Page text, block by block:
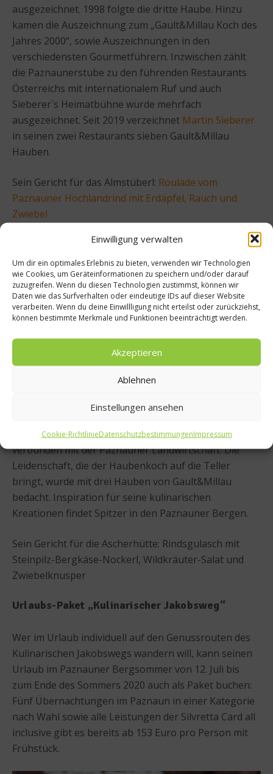
Einwilligung verwalten
Um dir ein optimales Erlebnis zu bieten, verwenden wir Technologien
wie Cookies, um Geräteinformationen zu speichern und/oder darauf
zuzugreifen. Wenn du diesen Technologien zustimmst, können wir
Daten wie das Surfverhalten oder eindeutige IDs auf dieser Website
verarbeiten. Wenn du deine Einwillligung nicht erteilst oder zurückziehst,
können bestimmte Merkmale und Funktionen beeinträchtigt werden.
Akzeptieren
Ablehnen
Einstellungen ansehen
Cookie-RichtlinieDatenschutzbestimmungenImpressum
ausgezeichnet. 1998 folgte die dritte Haube. Hinzu
kamen die Auszeichnung zum „Gault&Millau Koch des
Jahres 2000“, sowie Auszeichnungen in den
verschiedensten Gourmetführern. Inzwischen zählt
die Paznaunerstube zu den führenden Restaurants
Österreichs mit internationalem Ruf und auch
Sieberer`s Heimatbühne wurde mehrfach
ausgezeichnet. Seit 2019 verzeichnet Martin Sieberer
in seinen zwei Restaurants sieben Gault&Millau
Hauben.
Sein Gericht für das Almstüberl: Roulade vom
Paznauner Hochlandrind mit Erdäpfel, Rauch und
Zwiebel
Ascherhütte: Andreas Spitzer (Fliana Gourmet,
Hotel Fliana)
Internationale Küche mit Bodenhaftung. Nach der
Kochlehre in Maria Alm und lehrreichen Stationen in
Ischgl ergriff Andreas Spitzer mit 24 Jahren die Chance
als Küchenchef im ****S-Hotel Fliana durchzustarten.
Heute holt er sich die besten Lebensmittel aus der
ganzen Welt und versucht sie mit den heimischen
Produkten und Kostbarkeiten aus dem Paznaun zu
verbinden. Dabei tüftelt er an Texturen,
Farbkombinationen und Geschmäckern. Spitzers
Küche ist weltoffen und gleichzeitig verwurzelt und
verbunden mit der Paznauner Landwirtschaft. Die
Leidenschaft, die der Haubenkoch auf die Teller
bringt, wurde mit drei Hauben von Gault&Millau
bedacht. Inspiration für seine kulinarischen
Kreationen findet Spitzer in den Paznauner Bergen.
Sein Gericht für die Ascherhütte: Rindsgulasch mit
Steinpilz-Bergkäse-Nockerl, Wildkräuter-Salat und
Zwiebelknusper
Urlaubs-Paket „Kulinarischer Jakobsweg“
Wer im Urlaub individuell auf den Genussrouten des
Kulinarischen Jakobswegs wandern will, kann seinen
Urlaub im Paznauner Bergsommer von 12. Juli bis
zum Ende des Sommers 2020 auch als Paket buchen:
Fünf Übernachtungen im Paznaun in einer Kategorie
nach Wahl sowie alle Leistungen der Silvretta Card all
inclusive gibt es bereits ab 153 Euro pro Person mit
Frühstück.